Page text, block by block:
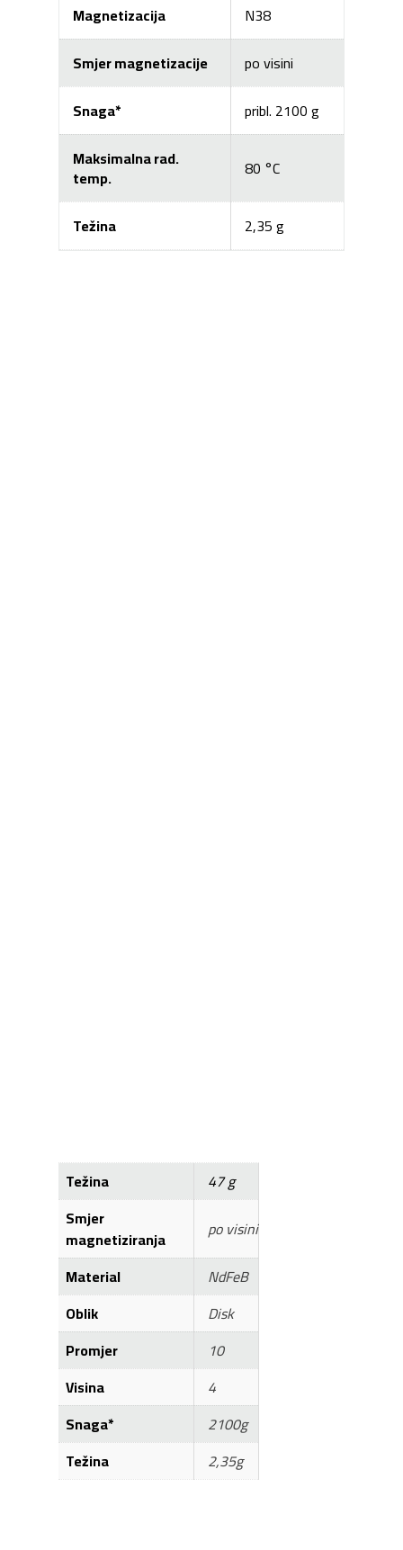
Magnetizacija
N38
Smjer magnetizacije
po visini
Snaga*
pribl. 2100 g
Maksimalna rad.
temp. 80 °C
Težina 2,35 g
Težina
47 g
Smjer
magnetiziranja
po visini
Material
NdFeB
Oblik
Disk
Promjer
10
Visina
4
Snaga*
2100g
Težina
2,35g